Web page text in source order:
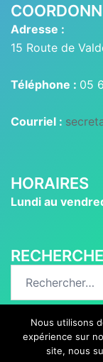
Adresse :
15 Route de
Téléphone : 05
Courriel :
HORAIRES
Lundi au
RECHERCHE
Nous utilisons
expérience sur
site, nous